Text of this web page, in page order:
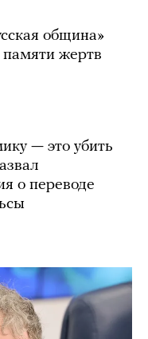
община»
жертв
— это убить
о переводе